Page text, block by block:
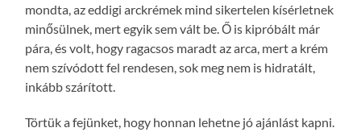
mondta, az eddigi arckrémek mind sikertelen kísérletnek
minősülnek, mert egyik sem vált be. Ő is kipróbált már
pára, és volt, hogy ragacsos maradt az arca, mert a krém
nem szívódott fel rendesen, sok meg nem is hidratált,
inkább szárított.
Törtük a fejünket, hogy honnan lehetne jó ajánlást kapni.